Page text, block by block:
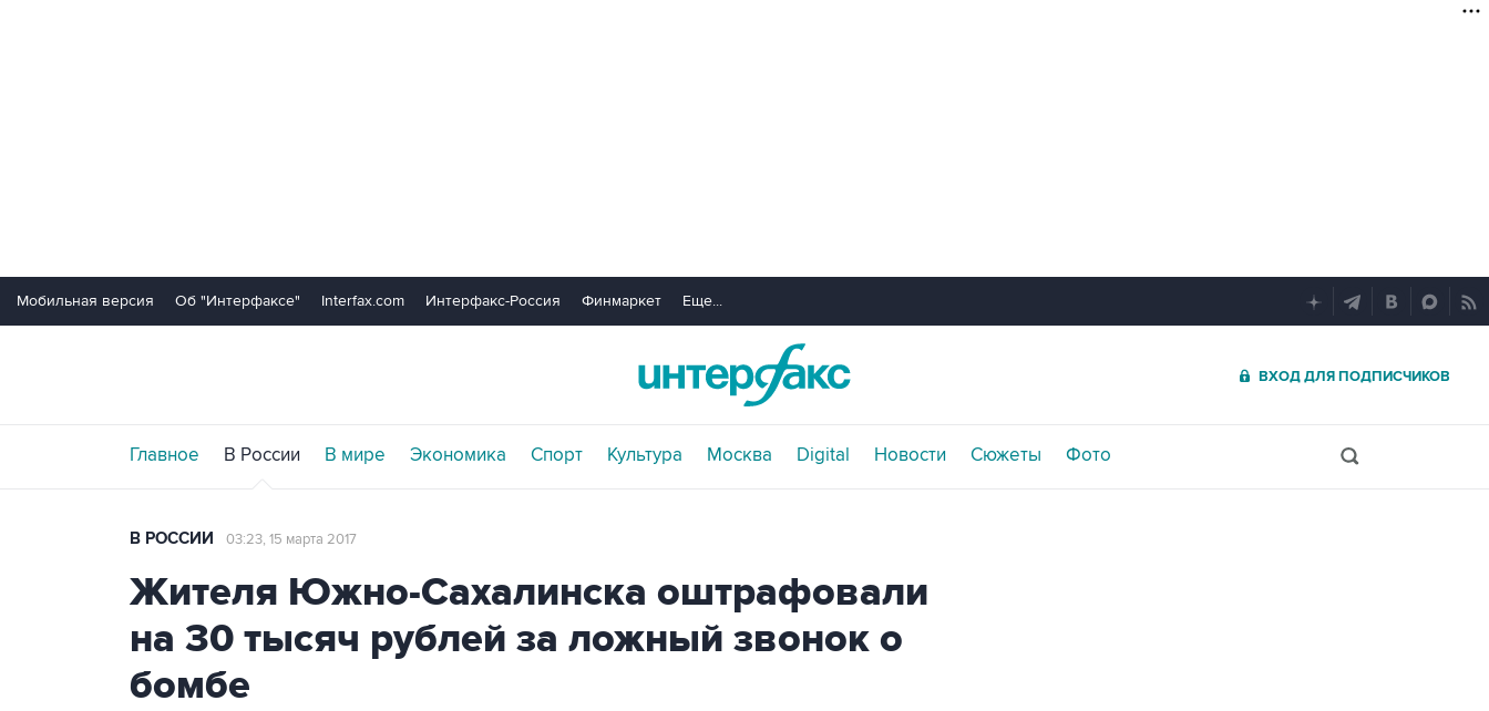
Мобильная версия Об "Интерфаксе" Interfax.com Интерфакс-Россия Финмаркет Еще...
ВХОД ДЛЯ ПОДПИСЧИКОВ
Главное В России В мире Экономика Спорт Культура Москва Digital Новости Сюжеты Фото
В РОССИИ 03:23, 15 марта 2017
Жителя Южно-Сахалинска оштрафовали
на 30 тысяч рублей за ложный звонок о
бомбе